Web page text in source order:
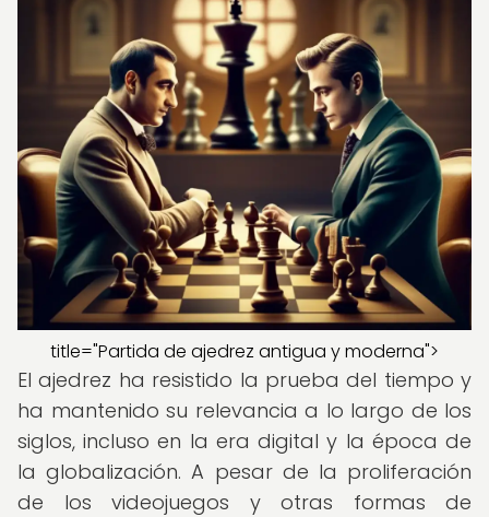
title="Partida de ajedrez antigua y moderna">
El ajedrez ha resistido la prueba del tiempo y
ha mantenido su relevancia a lo largo de los
siglos, incluso en la era digital y la época de
la globalización. A pesar de la proliferación
de los videojuegos y otras formas de